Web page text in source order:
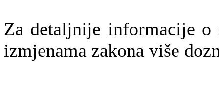
Za detaljnije informacije
izmjenama zakona više